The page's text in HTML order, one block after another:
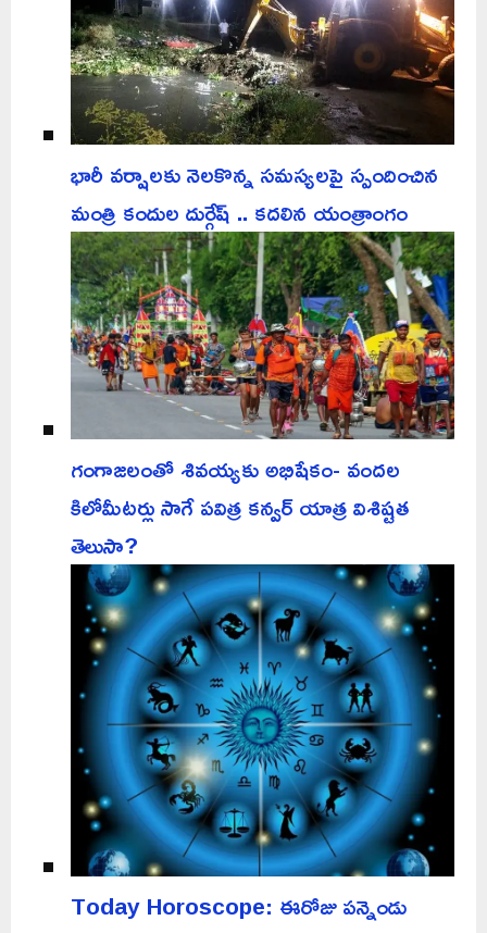
భారీ వర్షాలకు నెలకొన్న సమస్యలపై స్పందించిన
మంత్రి కందుల దుర్గేష్ .. కదలిన యంత్రాంగం
గంగాజలంతో శివయ్యకు అభిషేకం- వందల
కిలోమీటర్లు సాగే పవిత్ర కన్వర్ యాత్ర విశిష్టత
తెలుసా?
Today Horoscope: ఈరోజు పన్నెండు